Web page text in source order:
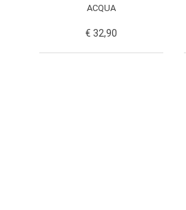
ACQUA
€ 32,90